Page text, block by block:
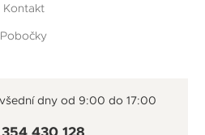
Kontakt
Pobočky
dny od 9:00 do 17:00